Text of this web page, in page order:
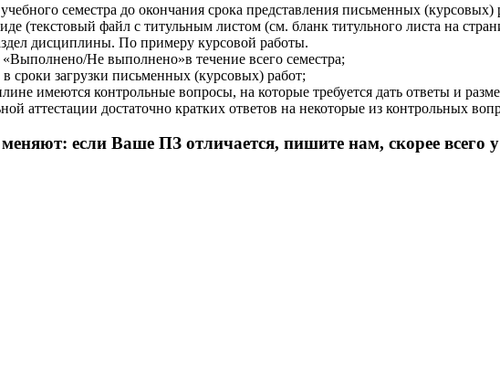
семестра до окончания срока представления письменных
(текстовый файл с титульным листом (см. бланк титульного листа на
дисциплины. По примеру курсовой работы.
Не выполнено»в течение всего семестра;
сроки загрузки письменных (курсовых) работ;
имеются контрольные вопросы, на которые требуется дать ответы и
аттестации достаточно кратких ответов на некоторые из контрольных
если Ваше ПЗ отличается, пишите нам, скорее всего у